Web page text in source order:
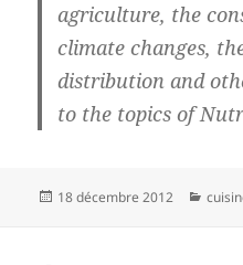
agriculture, the
climate changes,
distribution and
to the topics of
Publié
18 décembre 2012